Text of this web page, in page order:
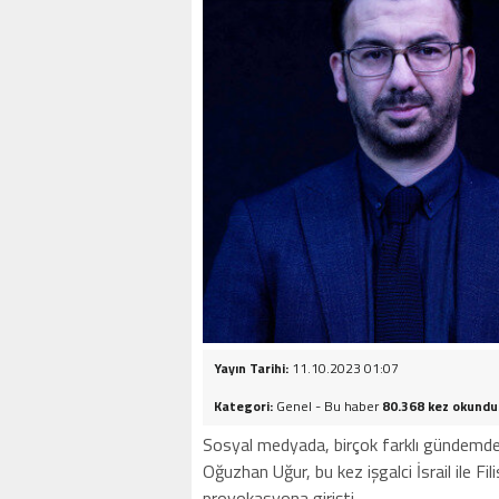
Yayın Tarihi: 11.10.2023 01:07
Kategori: Genel - Bu haber80.368 kez
Sosyal medyada, birçok farklı
Oğuzhan Uğur, bu kez işgalci İsrail ile